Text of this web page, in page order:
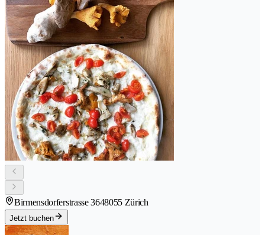
Birmensdorferstrasse 3648055 Zürich
Jetzt buchen